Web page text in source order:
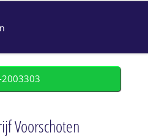
Voorschoten